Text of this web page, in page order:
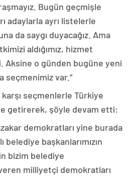
Bugün geçmişle
adaylarla ayrı listelerle
da saygı duyacağız. Ama
aldığımız, hizmet
Aksine o günden bugüne yeni
seçmenimiz var.”
karşı seçmenlerle Türkiye
getirerek, şöyle devam etti:
demokratları yine burada
belediye başkanlarımızın
bizim belediye
milliyetçi demokratları